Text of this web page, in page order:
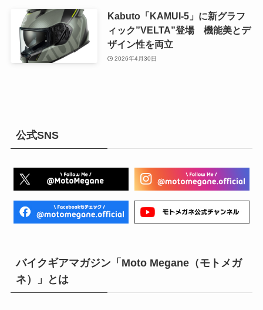
Kabuto「KAMUI-5」に新グラフ
ィック”VELTA”登場 機能美とデ
ザイン性を両立
2026年4月30日
公式SNS
バイクギアマガジン「Moto Megane（モトメガ
ネ）」とは